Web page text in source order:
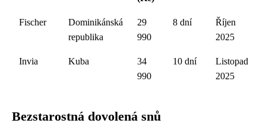
Fischer
Dominikánská
republika
29
990
8 dní
Říjen
2025
Invia Kuba
34
990
10 dní
Listopad
2025
Bezstarostná dovolená snů